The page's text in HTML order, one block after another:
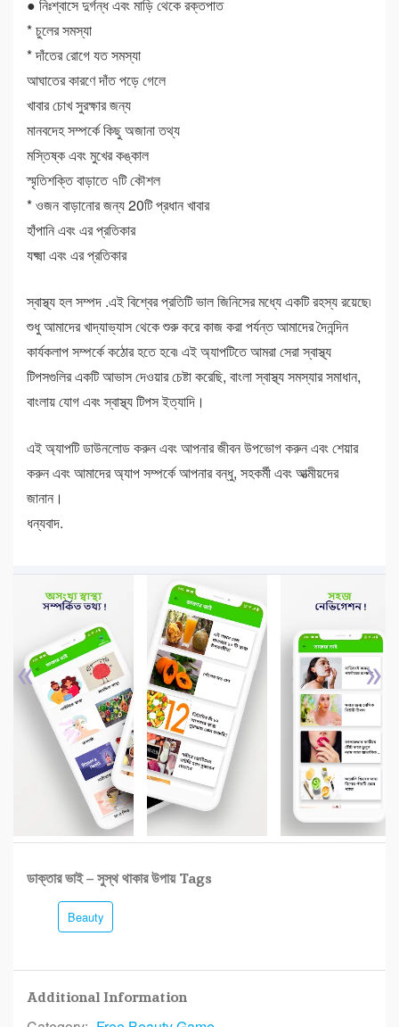
● নিঃশ্বাসে দুর্গন্ধ এবং মাড়ি থেকে রক্তপাত
* চুলের সমস্যা
* দাঁতের রোগে যত সমস্যা
আঘাতের কারণে দাঁত পড়ে গেলে
খাবার চোখ সুরক্ষার জন্য
মানবদেহ সম্পর্কে কিছু অজানা তথ্য
মস্তিষ্ক এবং মুখের কঙ্কাল
স্মৃতিশক্তি বাড়াতে ৭টি কৌশল
* ওজন বাড়ানোর জন্য 20টি প্রধান খাবার
হাঁপানি এবং এর প্রতিকার
যক্ষ্মা এবং এর প্রতিকার
স্বাস্থ্য হল সম্পদ .এই বিশ্বের প্রতিটি ভাল জিনিসের মধ্যে একটি রহস্য রয়েছে৷
শুধু আমাদের খাদ্যাভ্যাস থেকে শুরু করে কাজ করা পর্যন্ত আমাদের দৈনন্দিন
কার্যকলাপ সম্পর্কে কঠোর হতে হবে৷ এই অ্যাপটিতে আমরা সেরা স্বাস্থ্য
টিপসগুলির একটি আভাস দেওয়ার চেষ্টা করেছি, বাংলা স্বাস্থ্য সমস্যার সমাধান,
বাংলায় যোগ এবং স্বাস্থ্য টিপস ইত্যাদি।
এই অ্যাপটি ডাউনলোড করুন এবং আপনার জীবন উপভোগ করুন এবং শেয়ার
করুন এবং আমাদের অ্যাপ সম্পর্কে আপনার বন্ধু, সহকর্মী এবং আত্মীয়দের
জানান।
ধন্যবাদ.
« »
ডাক্তার ভাই – সুস্থ থাকার উপায় Tags
Beauty
Additional Information